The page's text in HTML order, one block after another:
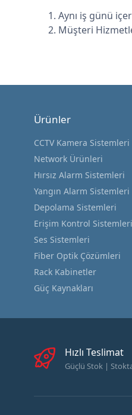
Aynı iş günü
Müşteri
Ürünler
CCTV Kamera Sistemleri
Network Ürünleri
Hırsız Alarm Sistemleri
Yangın Alarm Sistemleri
Depolama Sistemleri
Erişim Kontrol Sistemleri
Ses Sistemleri
Fiber Optik Çözümleri
Rack Kabinetler
Güç Kaynakları
Hızlı Teslimat
Güçlü Stok |